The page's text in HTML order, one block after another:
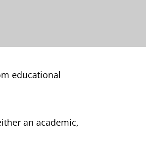
educational
an academic,